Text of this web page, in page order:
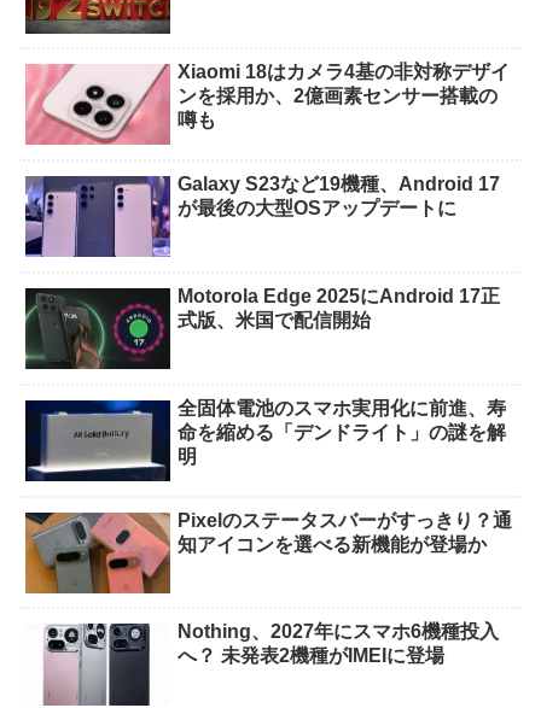
Xiaomi 18はカメラ4基の非対称デザイ
ンを採用か、2億画素センサー搭載の
噂も
Galaxy S23など19機種、Android 17
が最後の大型OSアップデートに
Motorola Edge 2025にAndroid 17正
式版、米国で配信開始
全固体電池のスマホ実用化に前進、寿
命を縮める「デンドライト」の謎を解
明
Pixelのステータスバーがすっきり？通
知アイコンを選べる新機能が登場か
Nothing、2027年にスマホ6機種投入
へ？ 未発表2機種がIMEIに登場